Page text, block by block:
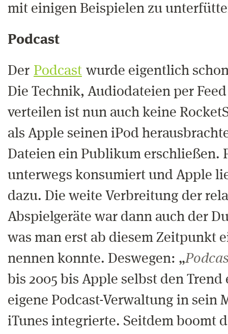
mit einigen Beispielen zu
Podcast
Der Podcast wurde eigentlich
Die Technik, Audiodateien per
verteilen ist nun auch keine
als Apple seinen iPod
Dateien ein Publikum erschließen.
unterwegs konsumiert und Apple
dazu. Die weite Verbreitung der
Abspielgeräte war dann auch der
was man erst ab diesem Zeitpunkt
nennen konnte. Deswegen: „
bis 2005 bis Apple selbst den
eigene Podcast-Verwaltung in sein
iTunes integrierte. Seitdem boomt